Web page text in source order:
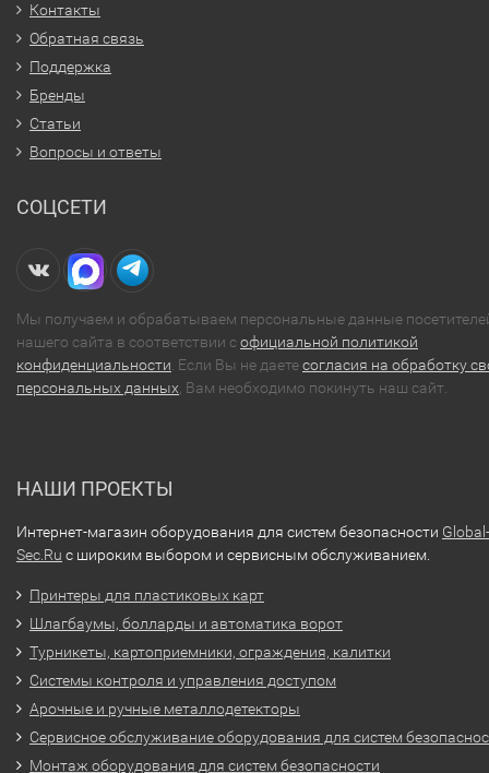
Контакты
Обратная связь
Поддержка
Бренды
Статьи
Вопросы и ответы
СОЦСЕТИ
Мы получаем и обрабатываем персональные данные
нашего сайта в соответствии софициальной политикой
конфиденциальности . Если Вы не даетесогласия на обработку
персональных данных , Вам необходимо покинуть наш сайт.
НАШИ ПРОЕКТЫ
Интернет-магазин оборудования для систем безопасности Global-
Sec.Ru с широким выбором и сервисным обслуживанием.
Принтеры для пластиковых карт
Шлагбаумы, болларды и автоматика ворот
Турникеты, картоприемники, ограждения, калитки
Системы контроля и управления доступом
Арочные и ручные металлодетекторы
Сервисное обслуживание оборудования для систем
Монтаж оборудования для систем безопасности